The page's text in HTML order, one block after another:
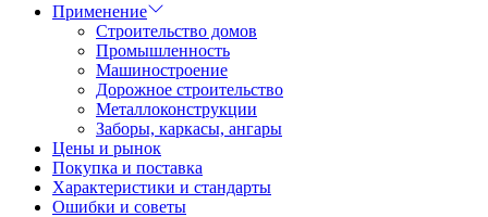
Применение
Строительство домов
Промышленность
Машиностроение
Дорожное строительство
Металлоконструкции
Заборы, каркасы, ангары
Цены и рынок
Покупка и поставка
Характеристики и стандарты
Ошибки и советы